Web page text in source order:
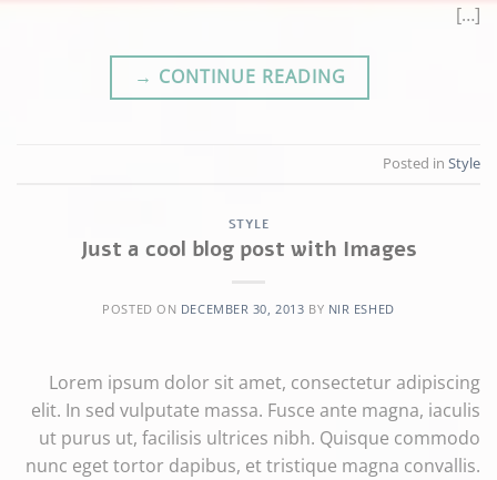
[…]
CONTINUE READING
→
Posted in Style
STYLE
Just a cool blog post with Images
POSTED ON DECEMBER 30, 2013 BY NIR ESHED
Lorem ipsum dolor sit amet, consectetur adipiscing
elit. In sed vulputate massa. Fusce ante magna, iaculis
ut purus ut, facilisis ultrices nibh. Quisque commodo
nunc eget tortor dapibus, et tristique magna convallis.